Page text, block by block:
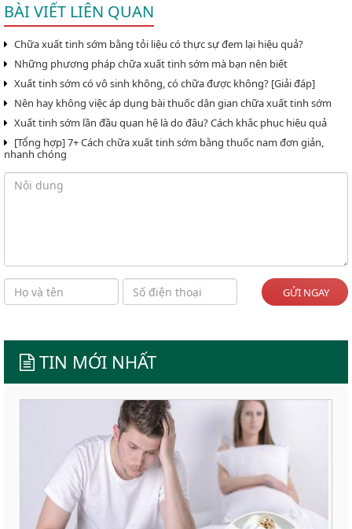
BÀI VIẾT LIÊN QUAN
Chữa xuất tinh sớm bằng tỏi liệu có thực sự đem lại hiệu quả?
Những phương pháp chữa xuất tinh sớm mà bạn nên biết
Xuất tinh sớm có vô sinh không, có chữa được không? [Giải đáp]
Nên hay không việc áp dụng bài thuốc dân gian chữa xuất tinh sớm
Xuất tinh sớm lần đầu quan hệ là do đâu? Cách khắc phục hiệu quả
[Tổng hợp] 7+ Cách chữa xuất tinh sớm bằng thuốc nam đơn giản,
nhanh chóng
GỬI NGAY
TIN MỚI NHẤT